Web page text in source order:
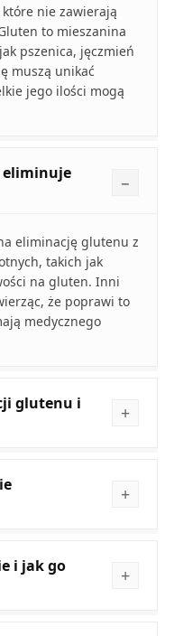
nie zawierają
to mieszanina
pszenica, jęczmień
muszą unikać
jego ilości mogą
eliminuje
eliminację glutenu z
takich jak
na gluten. Inni
że poprawi to
medycznego
glutenu i
i jak go